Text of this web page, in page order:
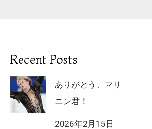
Recent Posts
ありがとう、マリ
ニン君！
2026年2月15日